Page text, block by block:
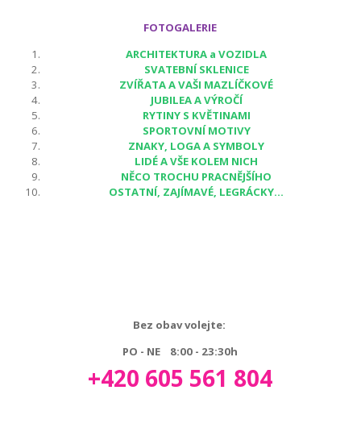
FOTOGALERIE
ARCHITEKTURA a VOZIDLA
SVATEBNÍ SKLENICE
ZVÍŘATA A VAŠI MAZLÍČKOVÉ
JUBILEA A VÝROČÍ
RYTINY S KVĚTINAMI
SPORTOVNÍ MOTIVY
ZNAKY, LOGA A SYMBOLY
LIDÉ A VŠE KOLEM NICH
NĚCO TROCHU PRACNĚJŠÍHO
OSTATNÍ, ZAJÍMAVÉ, LEGRÁCKY...
Bez obav volejte:
PO - NE 8:00 - 23:30h
+420 605 561 804